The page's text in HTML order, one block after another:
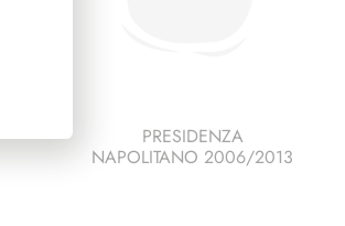
PRESIDENZA
NAPOLITANO 2006/2013